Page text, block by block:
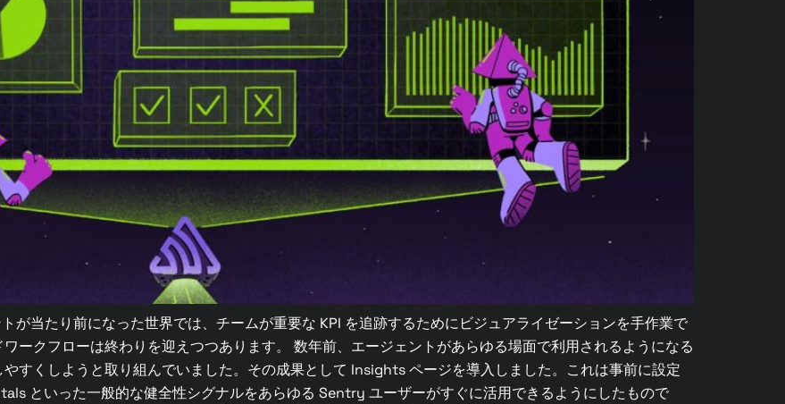
当たり前になった世界では、チームが重要な KPI を追跡するためにビジュアライゼーションを手作業で
ークフローは終わりを迎えつつあります。 数年前、エージェントがあらゆる場面で利用されるようになる
すくしようと取り組んでいました。その成果として Insights ページを導入しました。これは事前に設定
といった一般的な健全性シグナルをあらゆる Sentry ユーザーがすぐに活用できるようにしたもので